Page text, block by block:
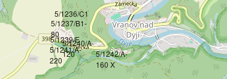
5/1242/A-
160 X
5/1240/A-
120
5/1241/A-
220
5/1239/E
5/1237/B1-
80
5/1236/C1